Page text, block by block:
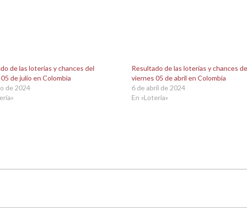
de las loterías y chances del
de julio en Colombia
de 2024
Resultado de las loterías y chances
viernes 05 de abril en Colombia
6 de abril de 2024
En «Lotería»